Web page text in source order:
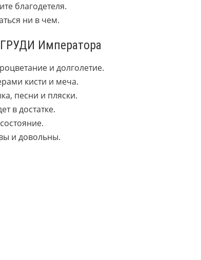
благодетеля.
ни в чем.
Императора
и долголетие.
кисти и меча.
песни и пляски.
в достатке.
и довольны.